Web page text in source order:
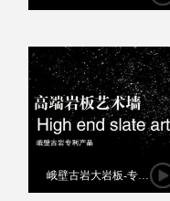
（岩之美）
峨壁古岩大岩板-专利
背景墙